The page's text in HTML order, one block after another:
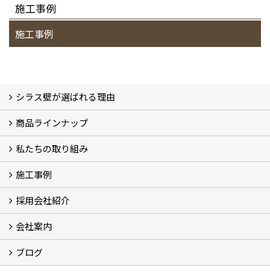
施工事例
施工事例
シラス壁が選ばれる理由
シラスストーリー
こだわり
シラス壁の驚くべき性能
商品ラインナップ
一覧
内装仕上げ材
外装仕上げ材
舗装材
水性無機高分子系ハイブリッド型塗料
エコリフォーム
消臭壁紙
Q&A
資料PDF
私たちの取り組み
SDGs、GHGへの取り組み (2)
マグマシラス米
特別対談 (2)
高千穂シラス解説ムービー
研究プロジェクト (4)
プロジェクト (3)
施工事例
施工事例
お客様からのお便り
採用会社紹介
採用会社紹介
「鏝人の会」左官店のご紹介
会社案内
会社概要・沿革
代表の実績
製造紹介
ショールーム
アクセス
採用情報
バナーダウンロード
プライバシーポリシー
Takachiho Shirasu Global Site
LINE公式アカウント
ブログ